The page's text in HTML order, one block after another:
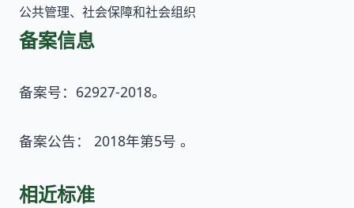
公共管理、社会保障和社会组织
备案信息
备案号：62927-2018。
备案公告： 2018年第5号 。
相近标准